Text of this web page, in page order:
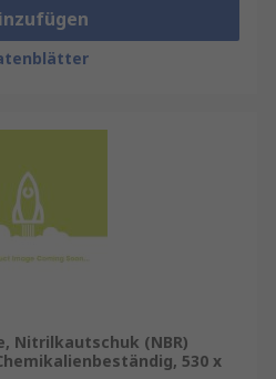
Nitrilkautschuk (NBR)
530 x